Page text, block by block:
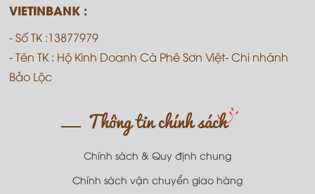
VIETINBANK :
- Số TK :13877979
- Tên TK : Hộ Kinh Doanh Cà Phê Sơn Việt- Chi nhánh
Bảo Lộc
Thông tin chính sách
Chính sách & Quy định chung
Chính sách vận chuyển giao hàng